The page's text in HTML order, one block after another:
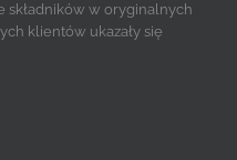
składników w oryginalnych
klientów ukazały się